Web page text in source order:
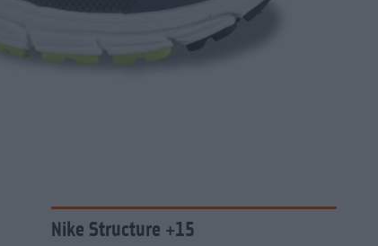
Nike Structure +15